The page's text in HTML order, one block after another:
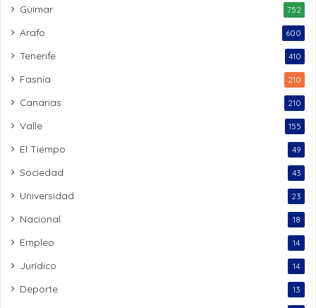
Güímar 752
Arafo 600
Tenerife 410
Fasnia 210
Canarias 210
Valle 155
El Tiempo 49
Sociedad 43
Universidad 23
Nacional 18
Empleo 14
Jurídico 14
Deporte 13